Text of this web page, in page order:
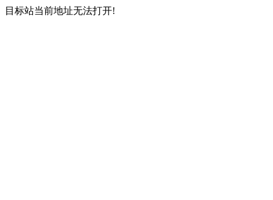
目标站当前地址无法打开!